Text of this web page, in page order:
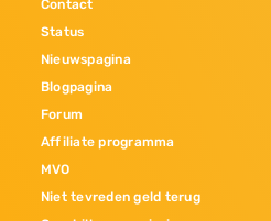
Contact
Status
Nieuwspagina
Blogpagina
Forum
Affiliate programma
MVO
Niet tevreden geld terug